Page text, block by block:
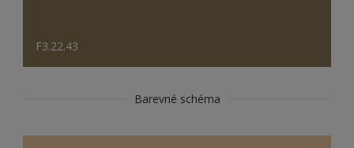
F3.22.43
Barevné schéma